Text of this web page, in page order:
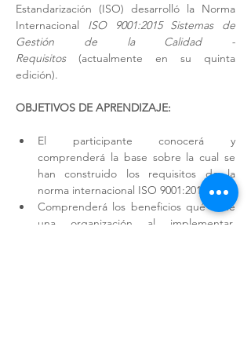
Estandarización (ISO) desarrolló la Norma
Internacional ISO 9001:2015 Sistemas de
Gestión de la Calidad -
Requisitos (actualmente en su quinta
edición).
OBJETIVOS DE APRENDIZAJE:
El participante conocerá y
comprenderá la base sobre la cual se
han construido los requisitos de la
norma internacional ISO 9001:2015.
Comprenderá los beneficios qué tiene
una organización al implementar,